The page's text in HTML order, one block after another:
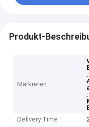
Produkt-
Markieren
,
,
Delivery Time